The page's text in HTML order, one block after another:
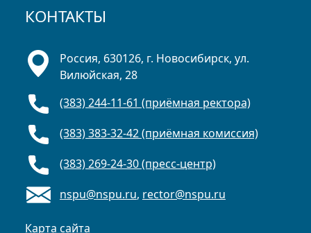
КОНТАКТЫ
Россия, 630126, г. Новосибирск, ул.
Вилюйская, 28
(383) 244-11-61 (приёмная ректора)
(383) 383-32-42 (приёмная комиссия)
(383) 269-24-30 (пресс-центр)
nspu@nspu.ru, rector@nspu.ru
Карта сайта